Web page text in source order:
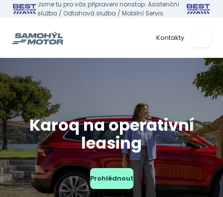
Jsme tu pro vás připraveni nonstop. Asistenční
služba / Odtahová služba / Mobilní Servis.
Kontakty
Karoq na operativní
leasing
Prohlédnout